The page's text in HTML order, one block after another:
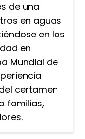
de una
en aguas
en los
en
Mundial de
certamen
familias,